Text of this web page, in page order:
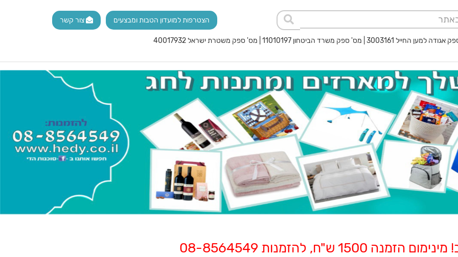
צור קשר הצטרפות למועדון הטבות ומבצעים
3003161 | מס' ספק משרד הביטחון 11010197 | מס' ספק משטרת ישראל 40017932
1500 ש"ח, להזמנות 08-8564549